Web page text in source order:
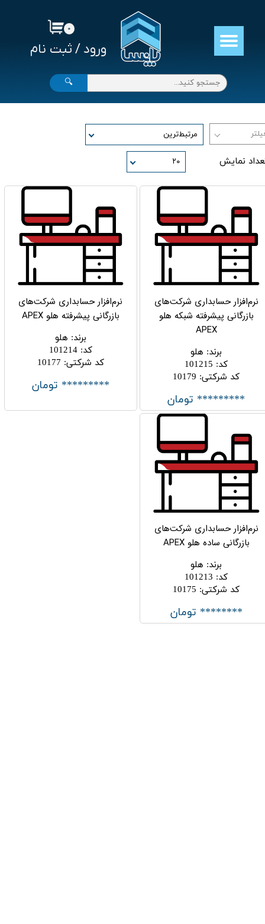
ورود / ثبت نام
حساب کاربری من
تغییر گذر واژه
سفارشات
خروج از حساب کاربری
۰
🔍
مرتبط‌ترین
نمایش ۲۰
نرم‌افزار حسابداری شرکت‌های
بازرگانی پیشرفته شبکه هلو
APEX
برند: هلو
کد:
101215
کد شرکتی:
10179
********* تومان
نرم‌افزار حسابداری شرکت‌های
بازرگانی پیشرفته هلو APEX
برند: هلو
کد:
101214
کد شرکتی:
10177
********* تومان
نرم‌افزار حسابداری شرکت‌های
بازرگانی ساده هلو APEX
برند: هلو
کد:
101213
کد شرکتی:
10175
******** تومان